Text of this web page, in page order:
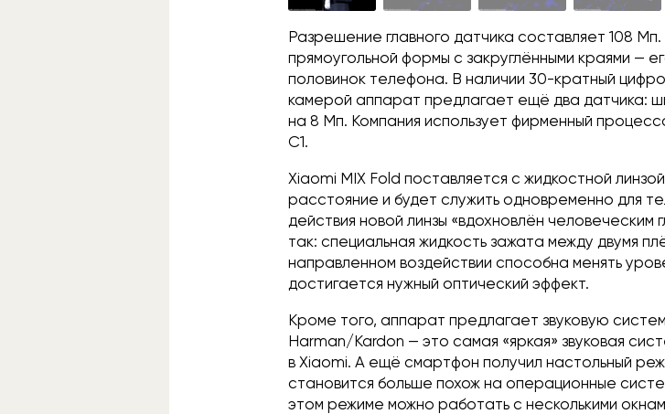
Разрешение главного датчика составляет 108
прямоугольной формы с закруглёнными краями —
половинок телефона. В наличии 30-кратный
камерой аппарат предлагает ещё два датчика:
на 8 Мп. Компания использует фирменный
C1.
Xiaomi MIX Fold поставляется с жидкостной
расстояние и будет служить одновременно для
действия новой линзы «вдохновлён человеческим
так: специальная жидкость зажата между двумя
направленном воздействии способна менять
достигается нужный оптический эффект.
Кроме того, аппарат предлагает звуковую
Harman/Kardon — это самая «яркая» звуковая
в Xiaomi. А ещё смартфон получил настольный
становится больше похож на операционные
этом режиме можно работать с несколькими